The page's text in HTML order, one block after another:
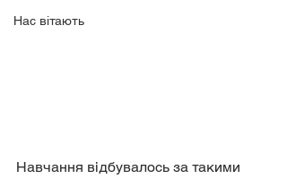
Нас вітають
Навчання відбувалось за такими